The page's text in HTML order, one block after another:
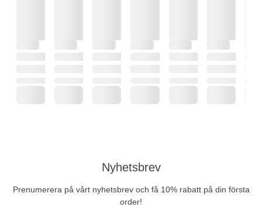
Nyhetsbrev
Prenumerera på vårt nyhetsbrev och få 10% rabatt på din första
order!